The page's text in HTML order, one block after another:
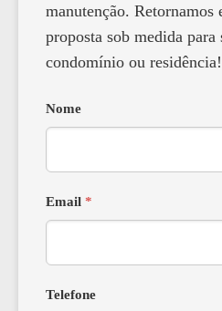
manutenção. Retornamos
proposta sob medida para
condomínio ou residência!
Nome
Email *
Telefone